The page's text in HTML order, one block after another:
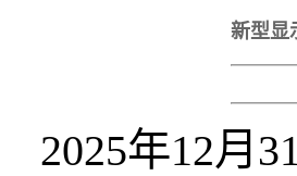
新型显
2025年12月